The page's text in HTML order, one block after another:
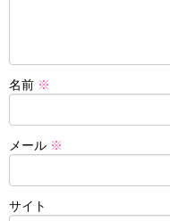
名前 ※
メール ※
サイト